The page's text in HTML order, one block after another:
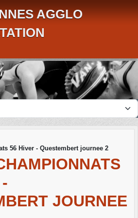
AGGLO
56 Hiver - Questembert journee 2
JOURNEE
cookies